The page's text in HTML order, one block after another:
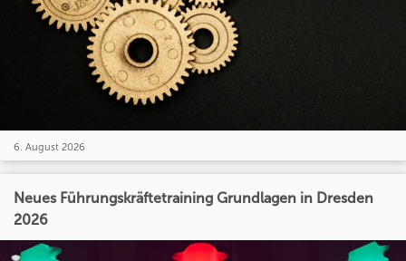
6. August 2026
Neues Führungskräftetraining Grundlagen in Dresden
2026